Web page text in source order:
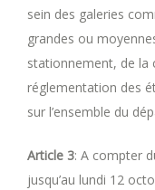
sein des galeries
grandes ou
stationnement, de la
réglementation des
sur l’ensemble du
Article 3: A compter
jusqu’au lundi 12